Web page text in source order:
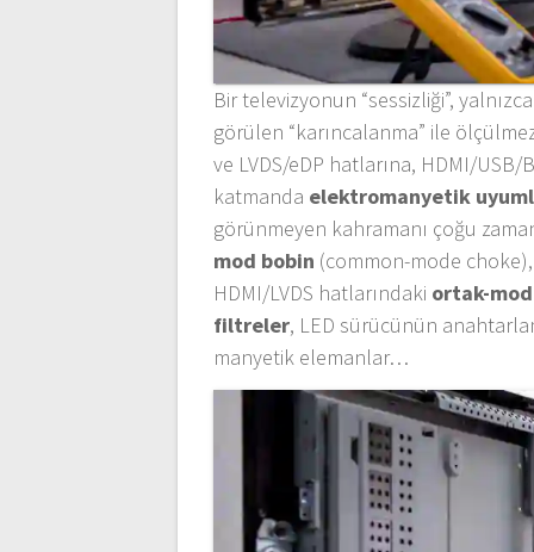
Bir televizyonun “sessizliği”,
görülen “karıncalanma” ile
ve LVDS/eDP hatlarına, HDMI/
katmanda elektromanyetik
görünmeyen kahramanı çoğu
mod bobin (common-mode
HDMI/LVDS hatlarındaki ortak-
filtreler, LED sürücünün
manyetik elemanlar…